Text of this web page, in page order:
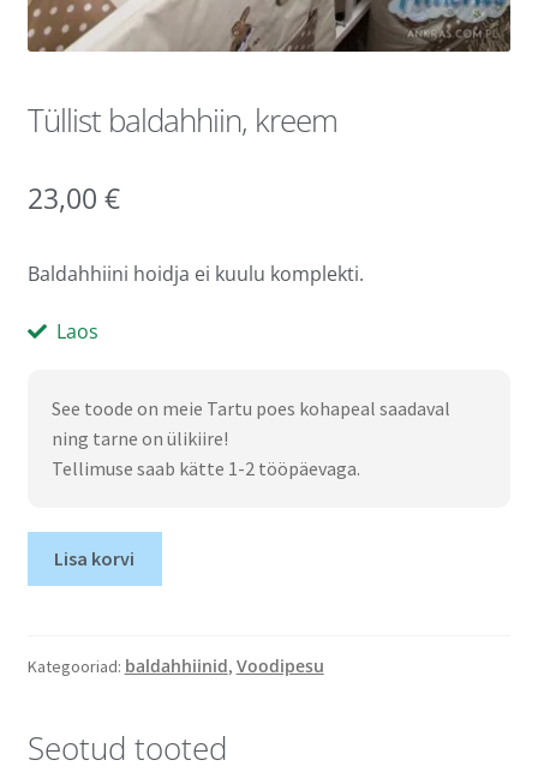
Tüllist baldahhiin, kreem
23,00 €
Baldahhiini hoidja ei kuulu komplekti.
Laos
See toode on meie Tartu poes kohapeal saadaval
ning tarne on ülikiire!
Tellimuse saab kätte 1-2 tööpäevaga.
Lisa korvi
Kategooriad: baldahhiinid, Voodipesu
Seotud tooted